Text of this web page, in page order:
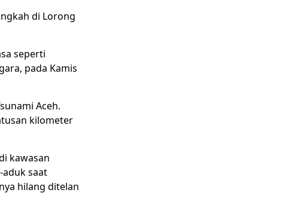
di Lorong
seperti
pada Kamis
Aceh.
kilometer
kawasan
saat
hilang ditelan